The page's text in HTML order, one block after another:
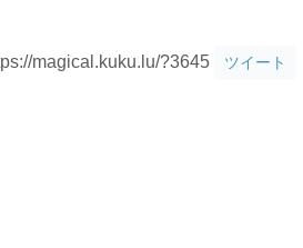
magical.kuku.lu/?3645 ツイート